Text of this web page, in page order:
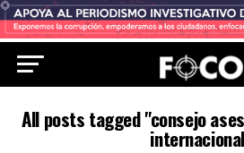
All posts tagged "consejo